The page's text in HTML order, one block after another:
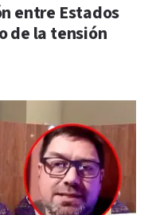
entre Estados
de la tensión